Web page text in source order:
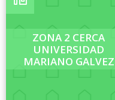
ZONA 2 CERCA
UNIVERSIDAD
MARIANO GALVEZ